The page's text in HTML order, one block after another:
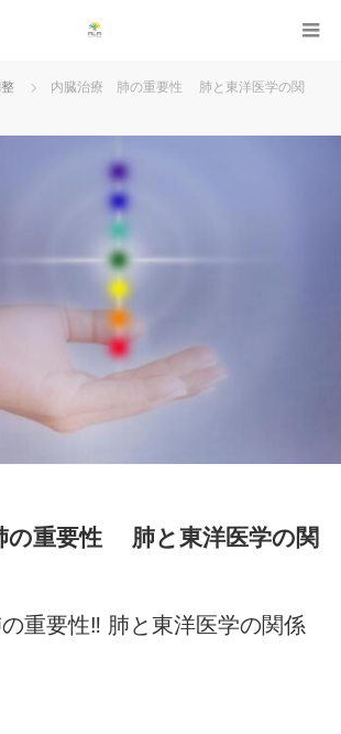
内臓治療 肺の重要性 肺と東洋医学の関
重要性 肺と東洋医学の関
重要性‼︎ 肺と東洋医学の関係